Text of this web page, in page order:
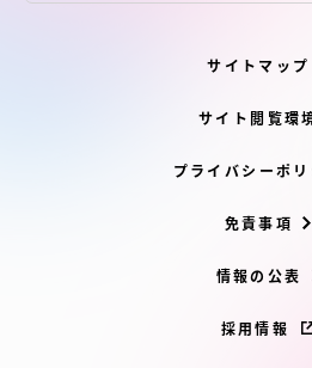
サイトマップ
サイト閲覧環
プライバシーポリ
免責事項
情報の公表
採用情報